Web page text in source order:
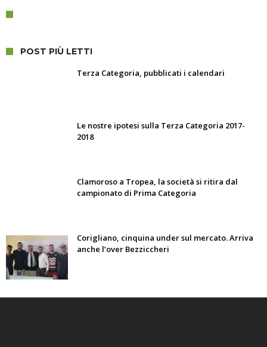
POST PIÙ LETTI
Terza Categoria, pubblicati i calendari
Le nostre ipotesi sulla Terza Categoria 2017-
2018
Clamoroso a Tropea, la società si ritira dal
campionato di Prima Categoria
Corigliano, cinquina under sul mercato. Arriva
anche l’over Bezziccheri